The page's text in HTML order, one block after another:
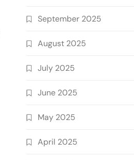
September 2025
August 2025
July 2025
June 2025
May 2025
April 2025